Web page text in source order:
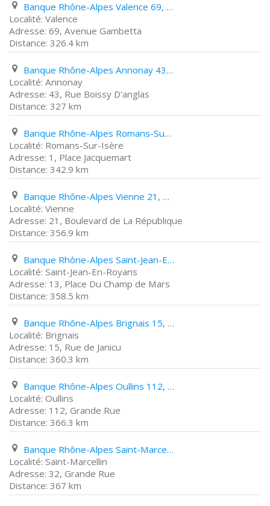
Banque Rhône-Alpes Valence 69, Avenue Gambetta
Valence
69, Avenue Gambetta
326.4 km
Banque Rhône-Alpes Annonay 43, Rue Boissy D'anglas
Annonay
43, Rue Boissy D'anglas
327 km
Banque Rhône-Alpes Romans-Sur-Isère 1, Place Jacquemart
Romans-Sur-Isère
1, Place Jacquemart
342.9 km
Banque Rhône-Alpes Vienne 21, Boulevard de La République
Vienne
21, Boulevard de La République
356.9 km
Banque Rhône-Alpes Saint-Jean-En-Royans 13, Place Du Champ de Mars
Saint-Jean-En-Royans
13, Place Du Champ de Mars
358.5 km
Banque Rhône-Alpes Brignais 15, Rue de Janicu
Brignais
15, Rue de Janicu
360.3 km
Banque Rhône-Alpes Oullins 112, Grande Rue
Oullins
112, Grande Rue
366.3 km
Banque Rhône-Alpes Saint-Marcellin 32, Grande Rue
Saint-Marcellin
32, Grande Rue
367 km